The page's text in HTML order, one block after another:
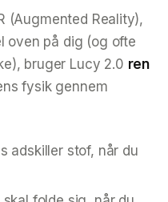
(Augmented Reality),
oven på dig (og ofte
bruger Lucy 2.0 ren
fysik gennem
adskiller stof, når du